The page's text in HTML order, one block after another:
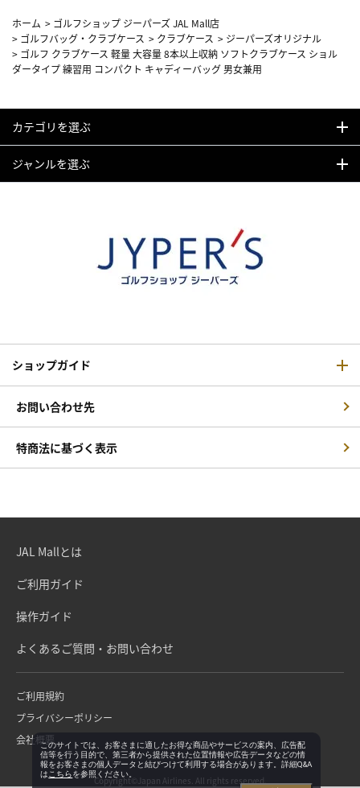
ホーム > ゴルフショップ ジーパーズ JAL Mall店
> ゴルフバッグ・クラブケース > クラブケース > ジーパーズオリジナル
> ゴルフ クラブケース 軽量 大容量 8本以上収納 ソフトクラブケース ショル
ダータイプ 練習用 コンパクト キャディーバッグ 男女兼用
カテゴリを選ぶ
ジャンルを選ぶ
ショップガイド
お問い合わせ先
特商法に基づく表示
JAL Mallとは
ご利用ガイド
操作ガイド
よくあるご質問・お問い合わせ
ご利用規約
プライバシーポリシー
会社概要
Copyright©Japan Airlines. All rights reserved.
このサイトでは、お客さまに適したお得な商品やサービスの案内、広告配
信等を行う目的で、第三者から提供された位置情報や広告データなどの情
報をお客さまの個人データと結びつけて利用する場合があります。詳細Q&A
は こちらを参照ください。